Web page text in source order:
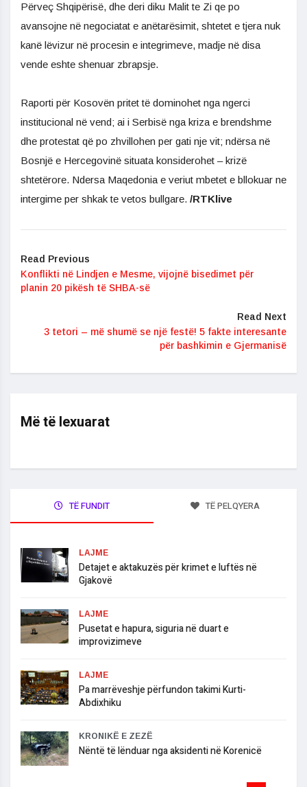
Përveç Shqipërisë, dhe deri diku Malit te Zi qe po
avansojne në negociatat e anëtarësimit, shtetet e tjera nuk
kanë lëvizur në procesin e integrimeve, madje në disa
vende eshte shenuar zbrapsje.
Raporti për Kosovën pritet të dominohet nga ngerci
institucional në vend; ai i Serbisë nga kriza e brendshme
dhe protestat që po zhvillohen per gati nje vit; ndërsa në
Bosnjë e Hercegovinë situata konsiderohet – krizë
shtetërore. Ndersa Maqedonia e veriut mbetet e bllokuar ne
intergime per shkak te vetos bullgare. /RTKlive
Read Previous
Konflikti në Lindjen e Mesme, vijojnë bisedimet për
planin 20 pikësh të SHBA-së
Read Next
3 tetori – më shumë se një festë! 5 fakte interesante
për bashkimin e Gjermanisë
Më të lexuarat
TË FUNDIT TË PELQYERA
LAJME
Detajet e aktakuzës për krimet e luftës në
Gjakovë
LAJME
Pusetat e hapura, siguria në duart e
improvizimeve
LAJME
Pa marrëveshje përfundon takimi Kurti-
Abdixhiku
KRONIKË E ZEZË
Nëntë të lënduar nga aksidenti në Korenicë